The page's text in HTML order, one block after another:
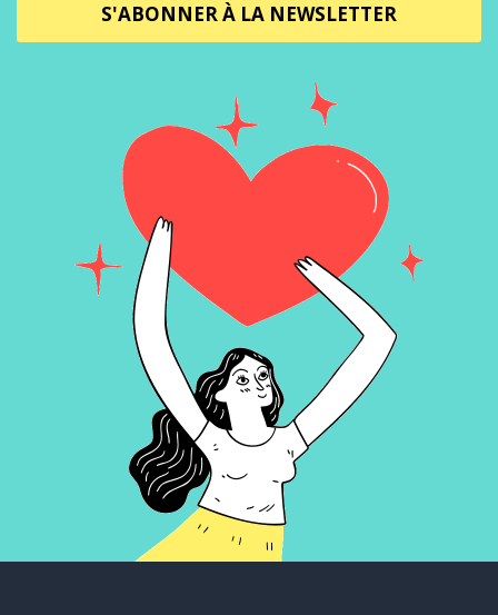
S'ABONNER À LA NEWSLETTER